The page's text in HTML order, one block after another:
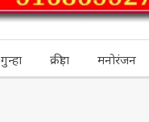
गुन्हा क्रीड़ा मनोरंजन